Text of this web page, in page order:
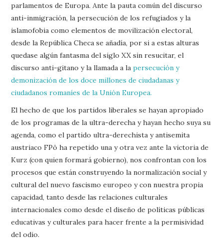
parlamentos de Europa. Ante la pauta común del discurso
anti-inmigración, la persecución de los refugiados y la
islamofobia como elementos de movilización electoral,
desde la República Checa se añadía, por si a estas alturas
quedase algún fantasma del siglo XX sin resucitar, el
discurso anti-gitano y la llamada a lapersecución y
demonización de los doce millones de ciudadanas y
ciudadanos romaníes de la Unión Europea.
El hecho de que los partidos liberales se hayan apropiado
de los programas de la ultra-derecha y hayan hecho suya su
agenda, como el partido ultra-derechista y antisemita
austriaco FPö ha repetido una y otra vez ante la victoria de
Kurz (con quien formará gobierno), nos confrontan con los
procesos que están construyendo la normalización social y
cultural del nuevo fascismo europeo y con nuestra propia
capacidad, tanto desde las relaciones culturales
internacionales como desde el diseño de políticas públicas
educativas y culturales para hacer frente a la permisividad
del odio.